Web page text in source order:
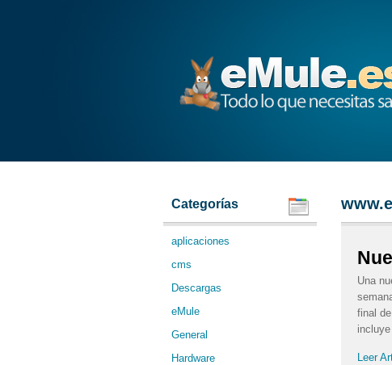
Categorías
aplicaciones
cms
Descargas
eMule
General
Hardware
Una
final
Leer